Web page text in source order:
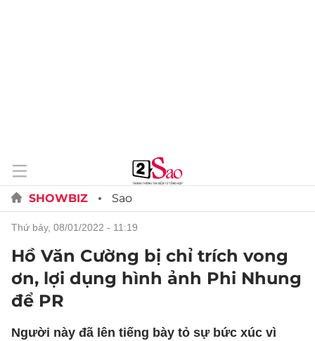
SHOWBIZ Sao
thứ bảy, 08/01/2022 - 11:19
Hồ Văn Cường bị chỉ trích vong
ơn, lợi dụng hình ảnh Phi Nhung
để PR
Người này đã lên tiếng bày tỏ sự bức xúc vì